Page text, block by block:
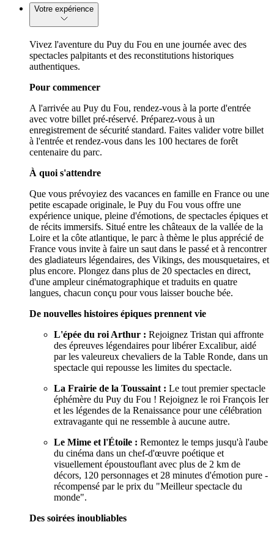
Votre expérience
Vivez l'aventure du Puy du Fou en une journée avec des
spectacles palpitants et des reconstitutions historiques
authentiques.
Pour commencer
A l'arrivée au Puy du Fou, rendez-vous à la porte d'entrée
avec votre billet pré-réservé. Préparez-vous à un
enregistrement de sécurité standard. Faites valider votre billet
à l'entrée et rendez-vous dans les 100 hectares de forêt
centenaire du parc.
À quoi s'attendre
Que vous prévoyiez des vacances en famille en France ou une
petite escapade originale, le Puy du Fou vous offre une
expérience unique, pleine d'émotions, de spectacles épiques et
de récits immersifs. Situé entre les châteaux de la vallée de la
Loire et la côte atlantique, le parc à thème le plus apprécié de
France vous invite à faire un saut dans le passé et à rencontrer
des gladiateurs légendaires, des Vikings, des mousquetaires, et
plus encore. Plongez dans plus de 20 spectacles en direct,
d'une ampleur cinématographique et traduits en quatre
langues, chacun conçu pour vous laisser bouche bée.
De nouvelles histoires épiques prennent vie
L'épée du roi Arthur : Rejoignez Tristan qui affronte
des épreuves légendaires pour libérer Excalibur, aidé
par les valeureux chevaliers de la Table Ronde, dans un
spectacle qui repousse les limites du spectacle.
La Frairie de la Toussaint : Le tout premier spectacle
éphémère du Puy du Fou ! Rejoignez le roi François Ier
et les légendes de la Renaissance pour une célébration
extravagante qui ne ressemble à aucune autre.
Le Mime et l'Étoile : Remontez le temps jusqu'à l'aube
du cinéma dans un chef-d'œuvre poétique et
visuellement époustouflant avec plus de 2 km de
décors, 120 personnages et 28 minutes d'émotion pure -
récompensé par le prix du "Meilleur spectacle du
monde".
Des soirées inoubliables